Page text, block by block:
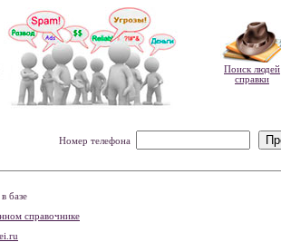
Поиск людей
справки
Номер телефона
базе
справочнике